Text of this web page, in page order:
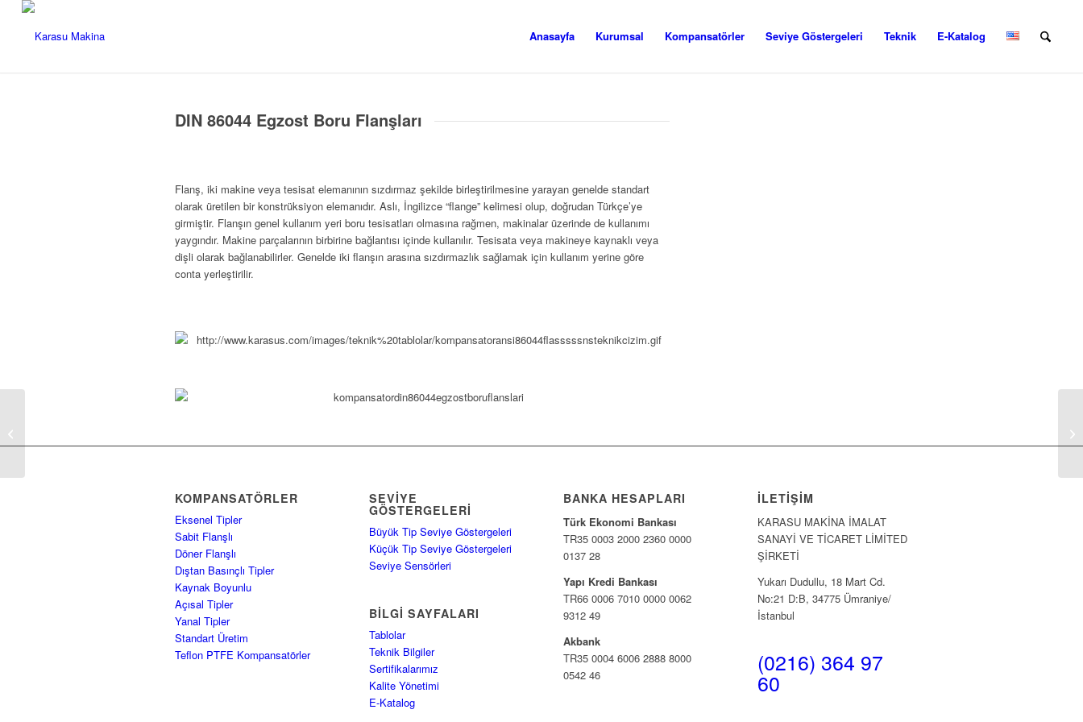
Anasayfa Kurumsal Kompansatörler Seviye Göstergeleri Teknik E-Katalog
DIN 86044 Egzost Boru Flanşları
Flanş, iki makine veya tesisat elemanının sızdırmaz şekilde birleştirilmesine yarayan genelde standart
olarak üretilen bir konstrüksiyon elemanıdır. Aslı, İngilizce “flange” kelimesi olup, doğrudan Türkçe’ye
girmiştir. Flanşın genel kullanım yeri boru tesisatları olmasına rağmen, makinalar üzerinde de kullanımı
yaygındır. Makine parçalarının birbirine bağlantısı içinde kullanılır. Tesisata veya makineye kaynaklı veya
dişli olarak bağlanabilirler. Genelde iki flanşın arasına sızdırmazlık sağlamak için kullanım yerine göre
conta yerleştirilir.
KOMPANSATÖRLER
Eksenel Tipler
Sabit Flanşlı
Döner Flanşlı
Dıştan Basınçlı Tipler
Kaynak Boyunlu
Açısal Tipler
Yanal Tipler
Standart Üretim
Teflon PTFE Kompansatörler
SEVIYE
GÖSTERGELERI
Büyük Tip Seviye Göstergeleri
Küçük Tip Seviye Göstergeleri
Seviye Sensörleri
BILGI SAYFALARI
Tablolar
Teknik Bilgiler
Sertifikalarımız
Kalite Yönetimi
E-Katalog
BANKA HESAPLARI
Türk Ekonomi Bankası
TR35 0003 2000 2360 0000
0137 28
Yapı Kredi Bankası
TR66 0006 7010 0000 0062
9312 49
Akbank
TR35 0004 6006 2888 8000
0542 46
İLETIŞIM
KARASU MAKİNA İMALAT
SANAYİ VE TİCARET LİMİTED
ŞİRKETİ
Yukarı Dudullu, 18 Mart Cd.
No:21 D:B, 34775 Ümraniye/
İstanbul
(0216) 364 97
60